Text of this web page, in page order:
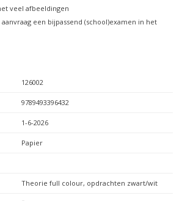
veel afbeeldingen
een bijpassend (school)examen in het
126002
9789493396432
1-6-2026
Papier
Theorie full colour, opdrachten zwart/wit